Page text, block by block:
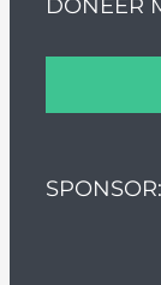
DONEER